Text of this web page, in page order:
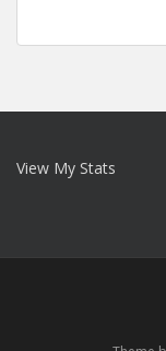
View My Stats